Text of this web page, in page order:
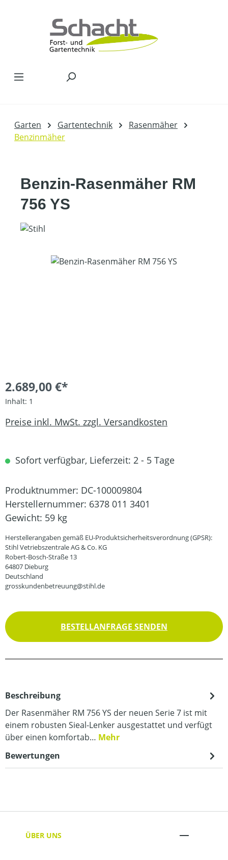
Garten Gartentechnik
Rasenmäher
Benzinmäher
Benzin-Rasenmäher RM
756 YS
Bildergalerie überspringen
2.689,00 €*
Inhalt: 1
Preise inkl. MwSt. zzgl. Versandkosten
Sofort verfügbar, Lieferzeit: 2 - 5 Tage
Produktnummer: DC-100009804
Herstellernummer: 6378 011 3401
Gewicht: 59 kg
Herstellerangaben gemäß EU-Produktsicherheitsverordnung (GPSR):
Stihl Vetriebszentrale AG & Co. KG
Robert-Bosch-Straße 13
64807 Dieburg
Deutschland
grosskundenbetreuung@stihl.de
BESTELLANFRAGE SENDEN
Beschreibung
Der Rasenmäher RM 756 YS der neuen Serie 7 ist mit
einem robusten Sieal-Lenker ausgestattet und verfügt
über einen komfortab… Mehr
Bewertungen
ÜBER UNS